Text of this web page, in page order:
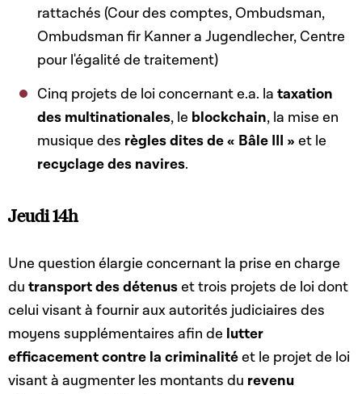
rattachés (Cour des comptes, Ombudsman,
Ombudsman fir Kanner a Jugendlecher, Centre
pour l'égalité de traitement)
Cinq projets de loi concernant e.a. la taxation
des multinationales, le blockchain, la mise en
musique des règles dites de « Bâle III »et le
recyclage des navires.
Jeudi 14h
Une question élargie concernant la prise en charge
du transport des détenuset trois projets de loi dont
celui visant à fournir aux autorités judiciaires des
moyens supplémentaires afin de lutter
efficacement contre la criminalitéet le projet de loi
visant à augmenter les montants du revenu